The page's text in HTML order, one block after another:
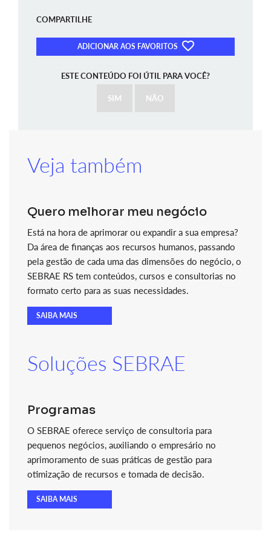
COMPARTILHE
ADICIONAR AOS FAVORITOS
ESTE CONTEÚDO FOI ÚTIL PARA VOCÊ?
SIM NÃO
Veja também
Quero melhorar meu negócio
Está na hora de aprimorar ou expandir a sua empresa?
Da área de finanças aos recursos humanos, passando
pela gestão de cada uma das dimensões do negócio, o
SEBRAE RS tem conteúdos, cursos e consultorias no
formato certo para as suas necessidades.
SAIBA MAIS
Soluções SEBRAE
Programas
O SEBRAE oferece serviço de consultoria para
pequenos negócios, auxiliando o empresário no
aprimoramento de suas práticas de gestão para
otimização de recursos e tomada de decisão.
SAIBA MAIS